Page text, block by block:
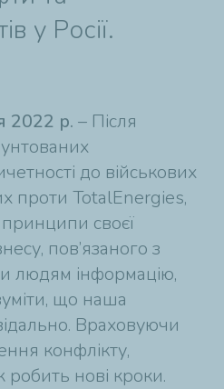
у Росії.
2022 р. – Після
до військових
проти TotalEnergies,
своєї
пов’язаного з
людям інформацію,
що наша
Враховуючи
конфлікту,
нові кроки.